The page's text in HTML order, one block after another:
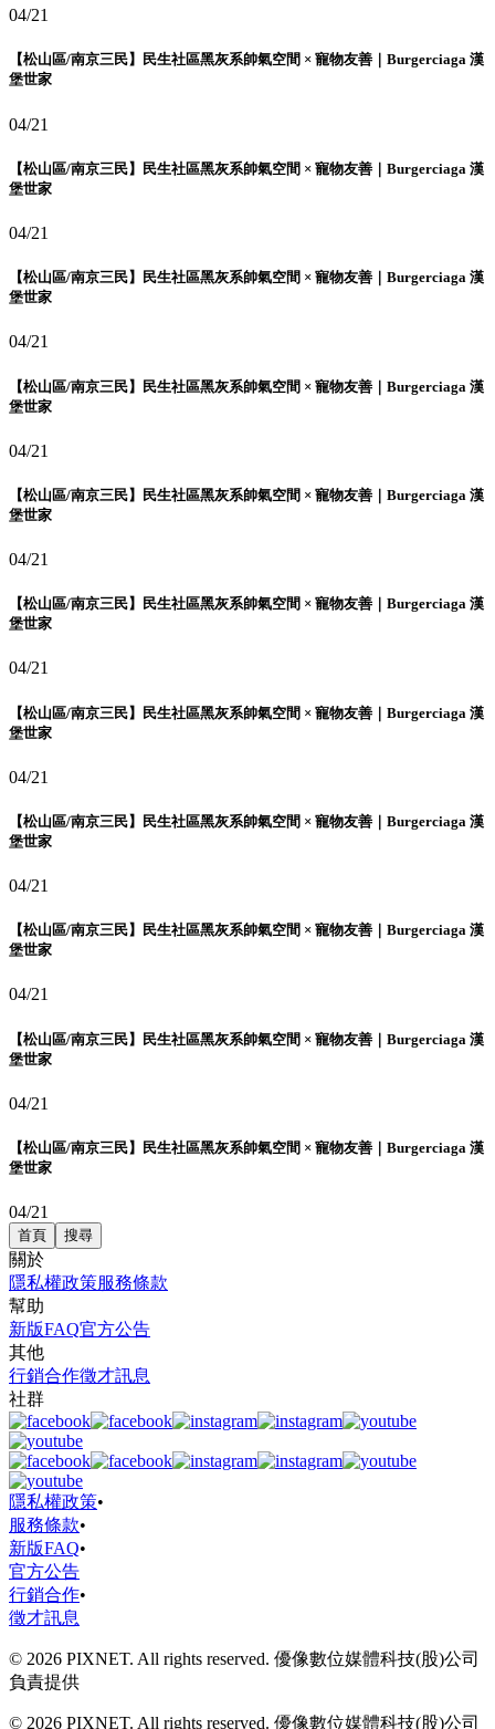
04/21
【松山區/南京三民】民生社區黑灰系帥氣空間 × 寵物友善｜Burgerciaga 漢
堡世家
04/21
【松山區/南京三民】民生社區黑灰系帥氣空間 × 寵物友善｜Burgerciaga 漢
堡世家
04/21
【松山區/南京三民】民生社區黑灰系帥氣空間 × 寵物友善｜Burgerciaga 漢
堡世家
04/21
【松山區/南京三民】民生社區黑灰系帥氣空間 × 寵物友善｜Burgerciaga 漢
堡世家
04/21
【松山區/南京三民】民生社區黑灰系帥氣空間 × 寵物友善｜Burgerciaga 漢
堡世家
04/21
【松山區/南京三民】民生社區黑灰系帥氣空間 × 寵物友善｜Burgerciaga 漢
堡世家
04/21
【松山區/南京三民】民生社區黑灰系帥氣空間 × 寵物友善｜Burgerciaga 漢
堡世家
04/21
【松山區/南京三民】民生社區黑灰系帥氣空間 × 寵物友善｜Burgerciaga 漢
堡世家
04/21
【松山區/南京三民】民生社區黑灰系帥氣空間 × 寵物友善｜Burgerciaga 漢
堡世家
04/21
【松山區/南京三民】民生社區黑灰系帥氣空間 × 寵物友善｜Burgerciaga 漢
堡世家
04/21
【松山區/南京三民】民生社區黑灰系帥氣空間 × 寵物友善｜Burgerciaga 漢
堡世家
04/21
首頁 搜尋
關於
隱私權政策服務條款
幫助
新版FAQ官方公告
其他
行銷合作徵才訊息
社群
隱私權政策•
服務條款•
新版FAQ•
官方公告
行銷合作•
徵才訊息
© 2026 PIXNET. All rights reserved. 優像數位媒體科技(股)公司
負責提供
© 2026 PIXNET. All rights reserved. 優像數位媒體科技(股)公司